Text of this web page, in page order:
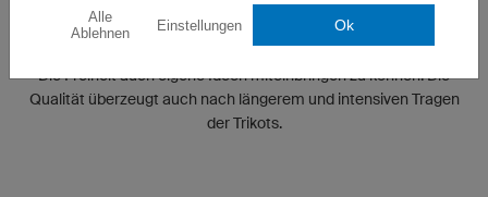
WAS SCHÄTZT IHR AN EUREN TRIKOTS?
Die Freiheit auch eigene Ideen miteinbringen zu können. Die
Qualität überzeugt auch nach längerem und intensiven Tragen
der Trikots.
Alle
Ablehnen
Einstellungen Ok